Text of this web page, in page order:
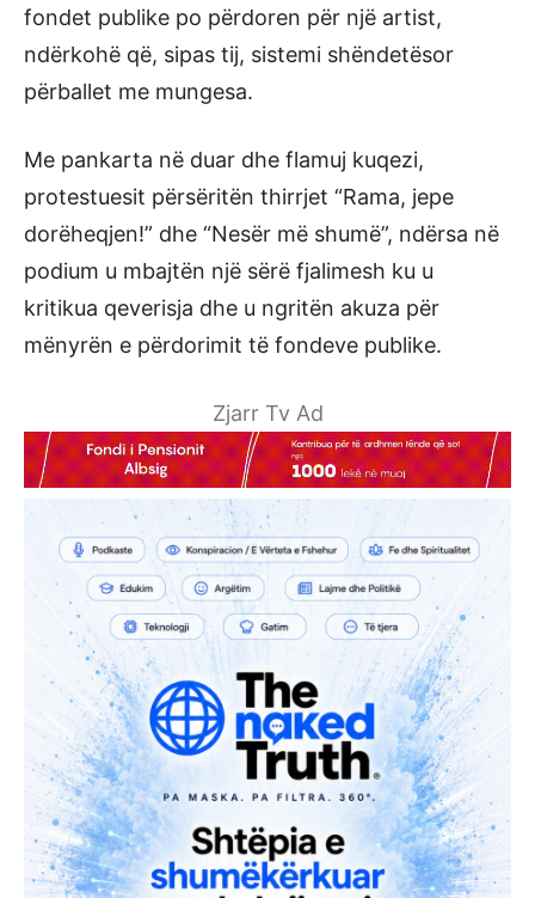
fondet publike po përdoren për një artist,
ndërkohë që, sipas tij, sistemi shëndetësor
përballet me mungesa.
Me pankarta në duar dhe flamuj kuqezi,
protestuesit përsëritën thirrjet “Rama, jepe
dorëheqjen!” dhe “Nesër më shumë”, ndërsa në
podium u mbajtën një sërë fjalimesh ku u
kritikua qeverisja dhe u ngritën akuza për
mënyrën e përdorimit të fondeve publike.
Zjarr Tv Ad